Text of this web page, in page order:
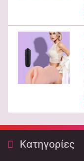
Κατηγορίες